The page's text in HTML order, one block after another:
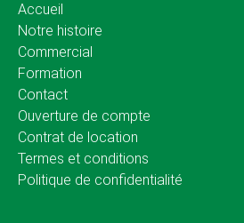
Accueil
Notre histoire
Commercial
Formation
Contact
Ouverture de compte
Contrat de location
Termes et conditions
Politique de confidentialité